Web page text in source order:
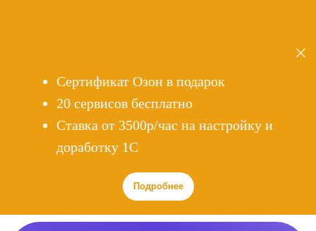
Сертификат Озон в подарок
20 сервисов бесплатно
Cтавка от 3500р/час на настройку и
доработку 1С
Подробнее
Арендуйте
1С:ERP в облаке